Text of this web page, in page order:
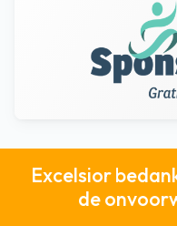
Excelsior
de